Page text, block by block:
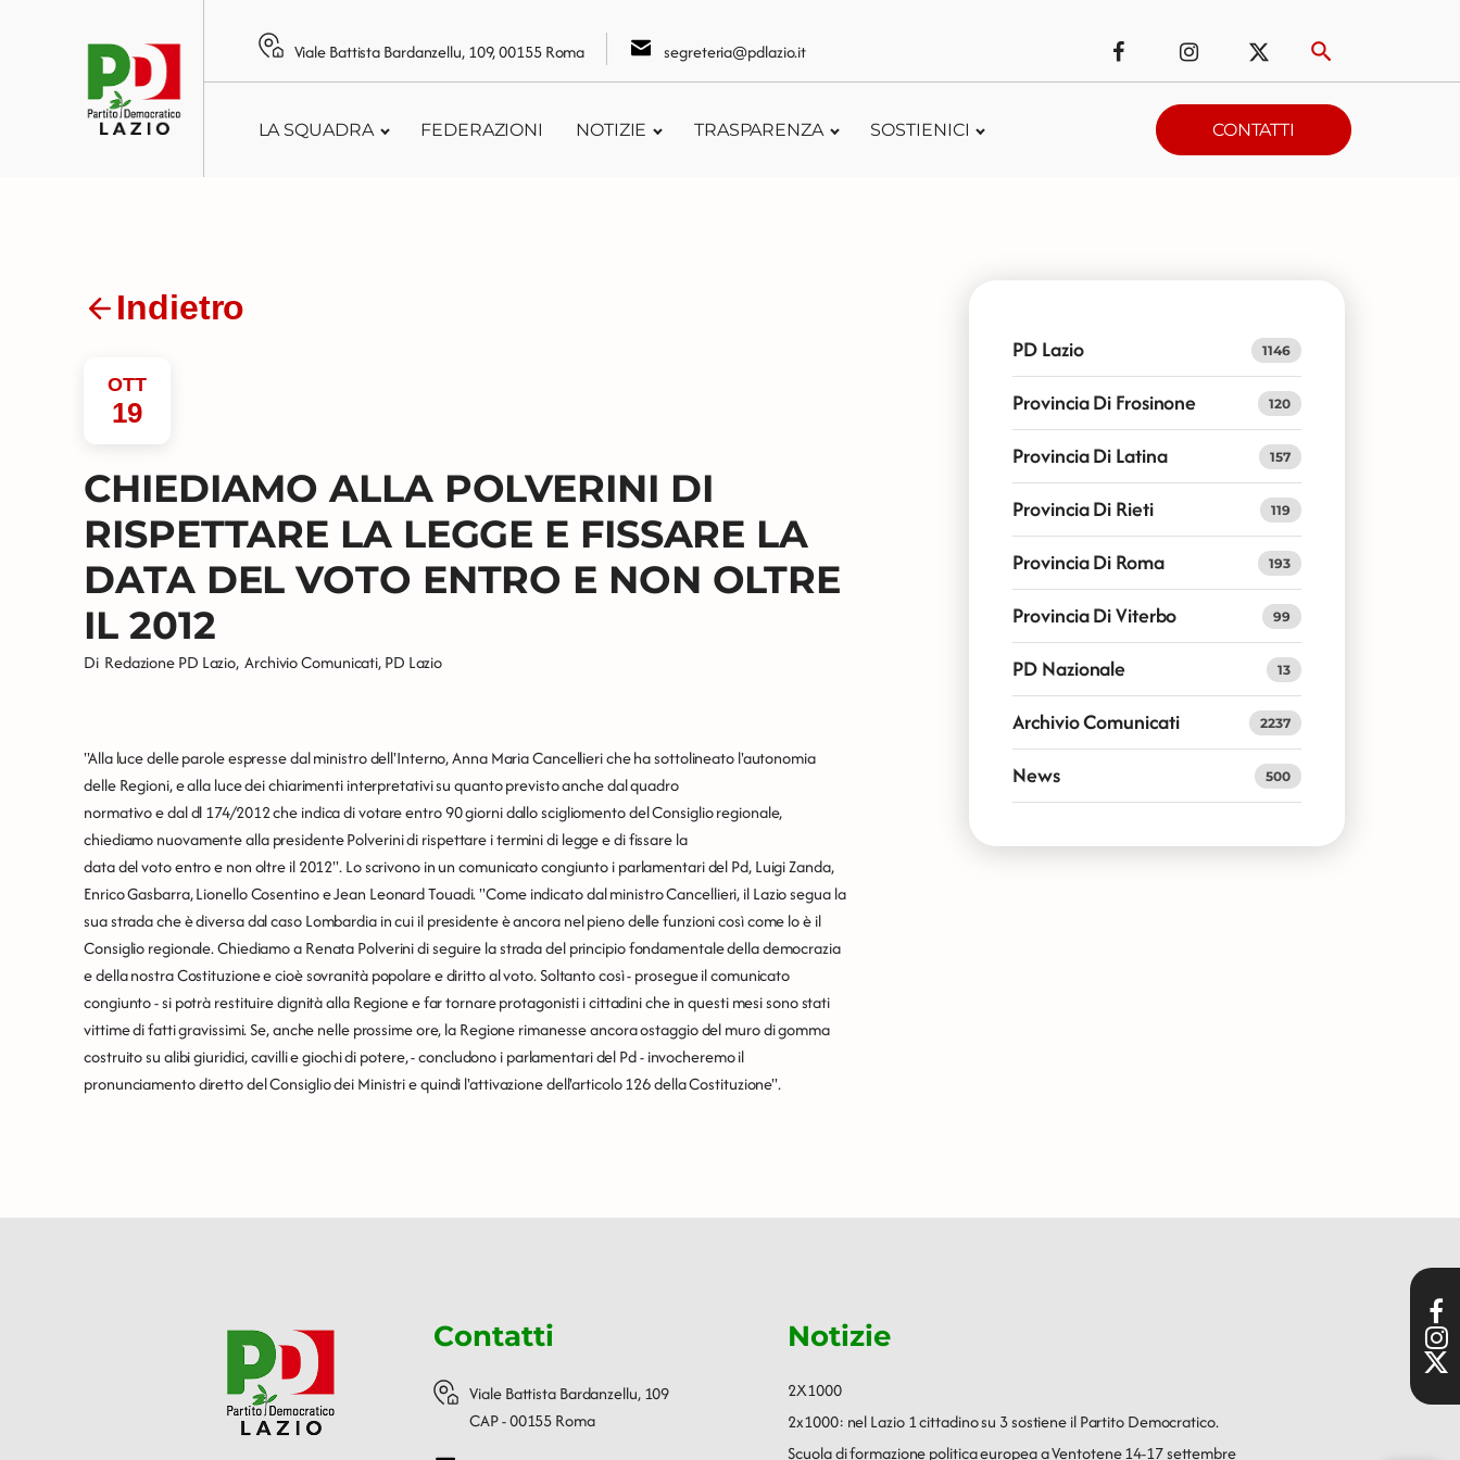
Viale Battista Bardanzellu, 109, 00155 Roma segreteria@pdlazio.it
LA SQUADRA FEDERAZIONI NOTIZIE TRASPARENZA SOSTIENICI CONTATTI
Indietro
OTT
19
CHIEDIAMO ALLA POLVERINI DI
RISPETTARE LA LEGGE E FISSARE LA
DATA DEL VOTO ENTRO E NON OLTRE
IL 2012
Di Redazione PD Lazio, Archivio Comunicati,PD Lazio
"Alla luce delle parole espresse dal ministro dell'Interno, Anna Maria Cancellieri che ha sottolineato l'autonomia
delle Regioni, e alla luce dei chiarimenti interpretativi su quanto previsto anche dal quadro
normativo e dal dl 174/2012 che indica di votare entro 90 giorni dallo scigliomento del Consiglio regionale,
chiediamo nuovamente alla presidente Polverini di rispettare i termini di legge e di fissare la
data del voto entro e non oltre il 2012". Lo scrivono in un comunicato congiunto i parlamentari del Pd, Luigi Zanda,
Enrico Gasbarra, Lionello Cosentino e Jean Leonard Touadi. "Come indicato dal ministro Cancellieri, il Lazio segua la
sua strada che è diversa dal caso Lombardia in cui il presidente è ancora nel pieno delle funzioni così come lo è il
Consiglio regionale. Chiediamo a Renata Polverini di seguire la strada del principio fondamentale della democrazia
e della nostra Costituzione e cioè sovranità popolare e diritto al voto. Soltanto così - prosegue il comunicato
congiunto - si potrà restituire dignità alla Regione e far tornare protagonisti i cittadini che in questi mesi sono stati
vittime di fatti gravissimi. Se, anche nelle prossime ore, la Regione rimanesse ancora ostaggio del muro di gomma
costruito su alibi giuridici, cavilli e giochi di potere, - concludono i parlamentari del Pd - invocheremo il
pronunciamento diretto del Consiglio dei Ministri e quindi l'attivazione dell'articolo 126 della Costituzione".
PD Lazio 1146
Provincia Di Frosinone 120
Provincia Di Latina 157
Provincia Di Rieti 119
Provincia Di Roma 193
Provincia Di Viterbo 99
PD Nazionale 13
Archivio Comunicati 2237
News 500
Contatti
Viale Battista Bardanzellu, 109
CAP - 00155 Roma
Notizie
2X1000
2x1000: nel Lazio 1 cittadino su 3 sostiene il Partito Democratico.
Scuola di formazione politica europea a Ventotene 14-17 settembre